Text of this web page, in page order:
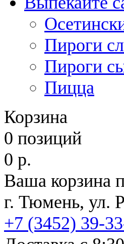
Пироги
Пироги
Пицца
Корзина
0 позиций
0 р.
Ваша корзина
г. Тюмень,
+7 (3452) 39-